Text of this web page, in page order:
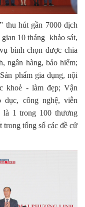
thu hút gần 7000 dịch
10 tháng khảo sát,
bình chọn được chia
ngân hàng, bảo hiểm;
phẩm gia dụng, nội
khoẻ - làm đẹp; Vận
dục, công nghệ, viễn
là 1 trong 100 thương
trong tổng số các đề cử